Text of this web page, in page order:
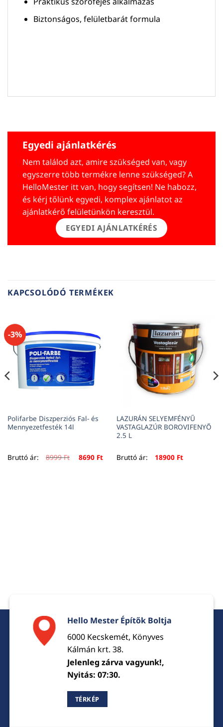
Biztonságos, felületbarát formula
Egyedi ajánlatkérés
Nem találod azt, amire szükséged van, vagy
egyszerre több termékre lenne szükséged? A
HelloMester itt van, hogy segítsen! Ne habozz,
és kérj tőlünk egyedi, komplex ajánlatot az
ajánlatkérő felületünkön keresztül.
EGYEDI AJÁNLATKÉRÉS
KAPCSOLÓDÓ TERMÉKEK
-3%
Polifarbe Diszperziós Fal- és
Mennyezetfesték 14l
Bruttó ár: 8999Ft Original
price
8690 FtCurrent
LAZURÁN SELYEMFÉNYŰ
VASTAGLAZÚR BOROVIFENYŐ
2.5 L
Bruttó ár: 18900 Ft
Hello Mester Építők Boltja
6000 Kecskemét, Könyves
Kálmán krt. 38.
Jelenleg zárva vagyunk!,
Nyitás: 07:30.
TÉRKÉP